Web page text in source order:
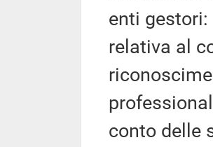
enti
relativa al
conto delle